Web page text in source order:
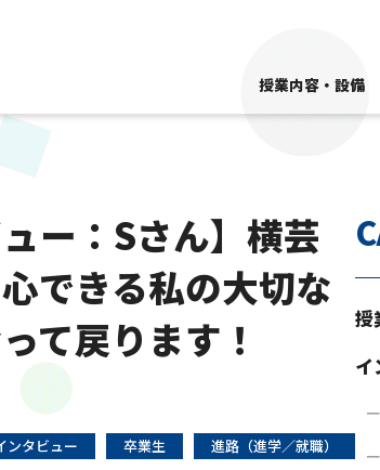
授業内容・設備
ー：Sさん】横芸
できる私の大切な
て戻ります！
ンタビュー 卒業生 進路（進学／就職）
授
イ